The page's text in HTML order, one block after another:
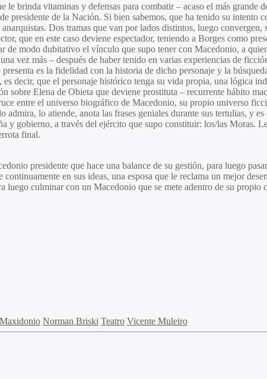
le brinda vitaminas y defensas para combatir – acaso el más
presidente de la Nación. Si bien sabemos, que ha tenido su
Dos tramas que van por lados distintos, luego
que en este caso deviene espectador, teniendo a Borges como
de modo dubitativo el vínculo que supo tener con Macedonio, a
vez más – después de haber tenido en varias experiencias de
es la fidelidad con la historia de dicho personaje y la
decir, que el personaje histórico tenga su vida propia, una lógica
sobre Elena de Obieta que deviene prostituta – recurrente hábito
entre el universo biográfico de Macedonio, su propio universo
lo atiende, anota las frases geniales durante sus tertulias, y
y gobierno, a través del ejército que supo constituir: los/las Moras.
final.
presidente que hace una balance de su gestión, para luego
en sus ideas, una esposa que le reclama un mejor
luego culminar con un Macedonio que se mete adentro de su
Maxidonio Norman Briski Teatro Vicente Muleiro